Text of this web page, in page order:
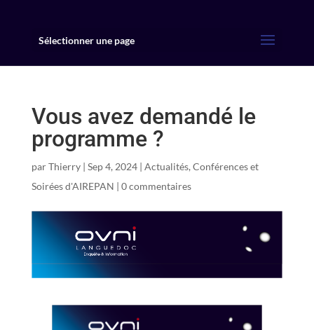
Sélectionner une page
Vous avez demandé le
programme ?
parThierry| Sep 4, 2024| Actualités, Conférences et
Soirées d'AIREPAN | 0 commentaires